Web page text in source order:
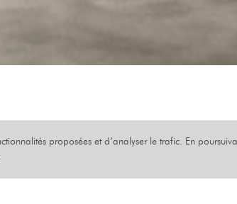
2024
proposées et d’analyser le trafic. En